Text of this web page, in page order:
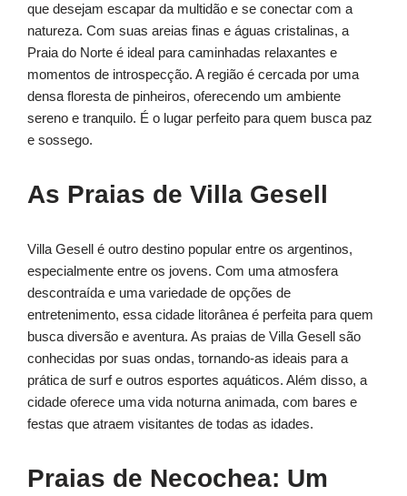
que desejam escapar da multidão e se conectar com a
natureza. Com suas areias finas e águas cristalinas, a
Praia do Norte é ideal para caminhadas relaxantes e
momentos de introspecção. A região é cercada por uma
densa floresta de pinheiros, oferecendo um ambiente
sereno e tranquilo. É o lugar perfeito para quem busca paz
e sossego.
As Praias de Villa Gesell
Villa Gesell é outro destino popular entre os argentinos,
especialmente entre os jovens. Com uma atmosfera
descontraída e uma variedade de opções de
entretenimento, essa cidade litorânea é perfeita para quem
busca diversão e aventura. As praias de Villa Gesell são
conhecidas por suas ondas, tornando-as ideais para a
prática de surf e outros esportes aquáticos. Além disso, a
cidade oferece uma vida noturna animada, com bares e
festas que atraem visitantes de todas as idades.
Praias de Necochea: Um